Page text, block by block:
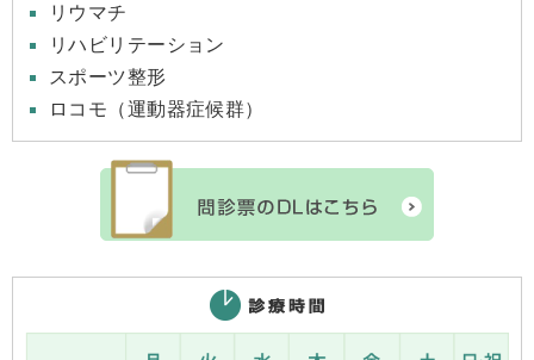
リウマチ
リハビリテーション
スポーツ整形
ロコモ（運動器症候群）